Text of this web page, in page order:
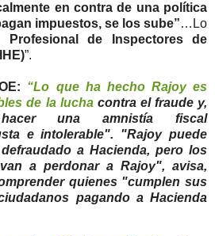
en contra de una política
impuestos, se los sube”…Lo
Profesional de Inspectores de
”.
“Lo que ha hecho Rajoy es
de la lucha contra el fraude y,
una amnistía fiscal
e intolerable". "Rajoy puede
a Hacienda, pero los
a perdonar a Rajoy", avisa,
quienes "cumplen sus
pagando a Hacienda